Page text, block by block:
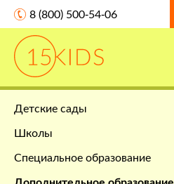
8 (800) 500-54-06
Детские сады
Школы
Специальное образование